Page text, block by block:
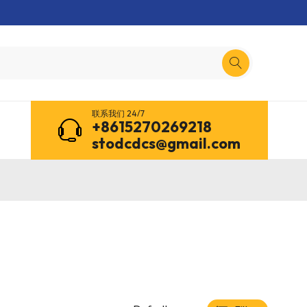
联系我们 24/7
+8615270269218
stodcdcs@gmail.com